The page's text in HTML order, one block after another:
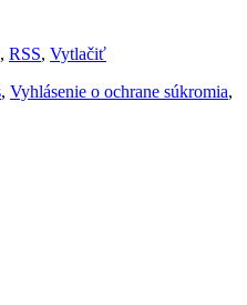
, RSS, Vytlačiť
, Vyhlásenie o ochrane súkromia,